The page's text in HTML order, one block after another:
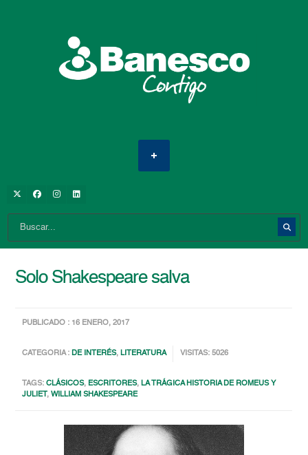
Solo Shakespeare salva
PUBLICADO : 16 ENERO, 2017
CATEGORIA :DE INTERÉS,LITERATURA VISITAS: 5026
TAGS:CLÁSICOS, ESCRITORES,LA TRÁGICA HISTORIA DE ROMEUS Y
JULIET,WILLIAM SHAKESPEARE